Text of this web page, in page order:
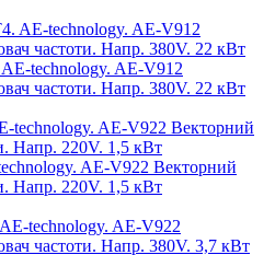
technology. AE-V912
частоти. Напр. 380V. 22 кВт
AE-V922 Векторний
Напр. 220V. 1,5 кВт